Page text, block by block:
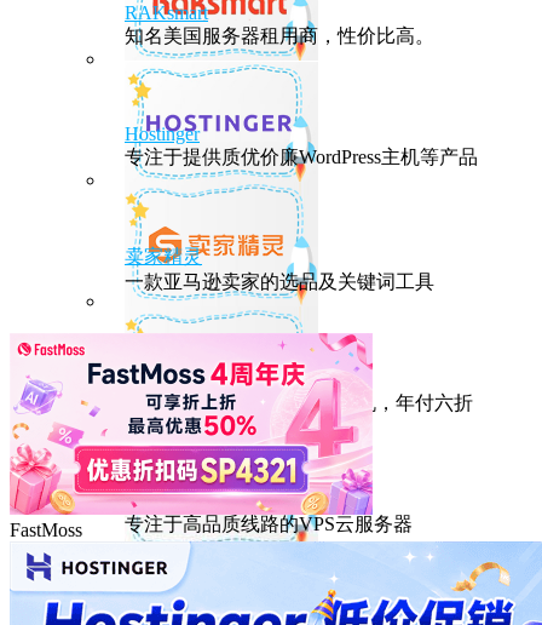
RAKsmart
知名美国服务器租用商，性价比高。
Hostinger
专注于提供质优价廉WordPress主机等产品
卖家精灵
一款亚马逊卖家的选品及关键词工具
HostEase
性能出众的高性价比美国主机，年付六折
DMIT
专注于高品质线路的VPS云服务器
FastMoss